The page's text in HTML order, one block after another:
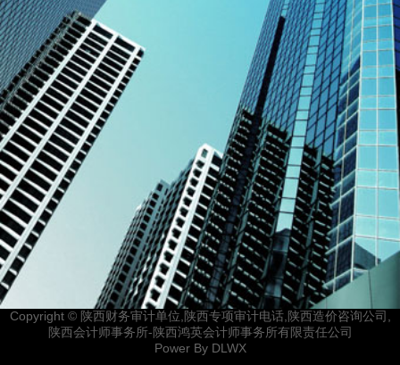
Copyright © 陕西财务审计单位,陕西专项审计电话,陕西造价咨询公司,
陕西会计师事务所-陕西鸿英会计师事务所有限责任公司
Power By DLWX